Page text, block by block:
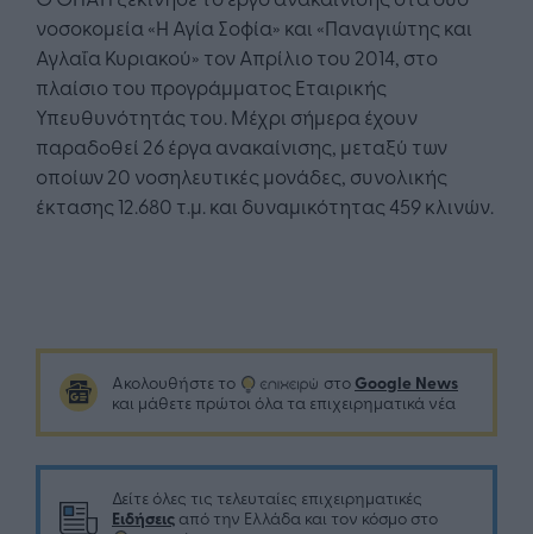
νοσοκομεία «Η Αγία Σοφία» και «Παναγιώτης και
Αγλαΐα Κυριακού» τον Απρίλιο του 2014, στο
πλαίσιο του προγράμματος Εταιρικής
Υπευθυνότητάς του. Μέχρι σήμερα έχουν
παραδοθεί 26 έργα ανακαίνισης, μεταξύ των
οποίων 20 νοσηλευτικές μονάδες, συνολικής
έκτασης 12.680 τ.μ. και δυναμικότητας 459 κλινών.
Ακολουθήστε το στο Google News
και μάθετε πρώτοι όλα τα επιχειρηματικά νέα
Δείτε όλες τις τελευταίες επιχειρηματικές
Ειδήσεις από την Ελλάδα και τον κόσμο στο